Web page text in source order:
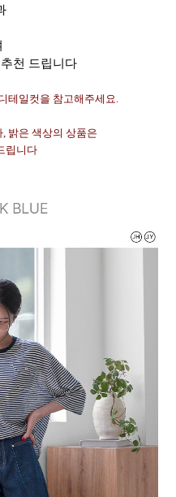
천 드립니다
테일컷을 참고해주세요.
밝은 색상의 상품은
립니다